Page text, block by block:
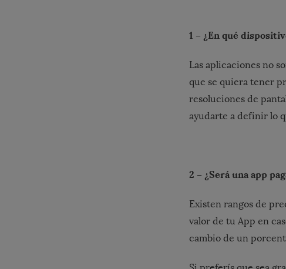
1 – ¿En qué
Las aplicaciones no
que se quiera tener
resoluciones de
ayudarte a definir lo
2 – ¿Será una app
Existen rangos de
valor de tu App en
cambio de un